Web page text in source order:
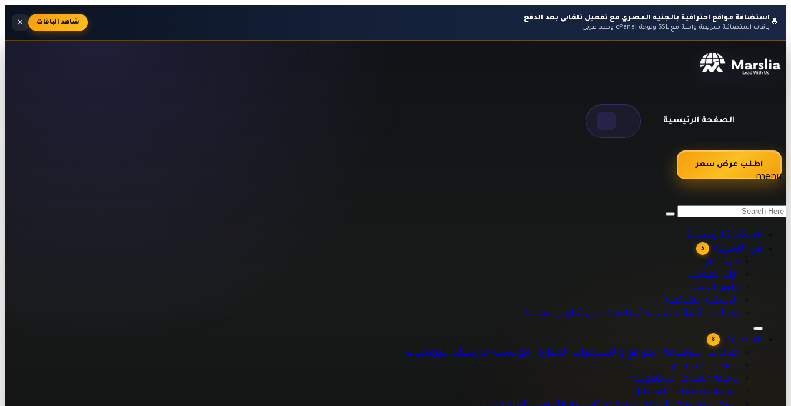
🔥 استضافة مواقع احترافية بالجنيه المصري مع تفعيل تلقائي بعد الدفع
باقات استضافة سريعة وآمنة مع SSL ولوحة cPanel ودعم عربي.
شاهد الباقات ×
الصفحة الرئيسية
اراء العملاء
الاسئلة الشائعه
مقالات تقنية وبرمجية تساعدك على تطوير أعمالك
خدمات استضافة المواقع والسيرفرات المدارة | مؤسسة مارسيليا للبرمجيات
برمجة المتاجر الالكترونية
برمجة تطبيقات الموبايل
تسويق ذكي وحلول نمو رقمية | مؤسسة مارسيليا للبرمجيات
تحسين محركات البحث seo
خدمات تصميم موشن جرافيك احترافي | مؤسسة مارسيليا للبرمجيات
تصميم هويات تجارية وبناء براند احترافي | مؤسسة مارسيليا للبرمجيات
اطلب عرض سعر
menu
الصفحة الرئيسية
عن الشركة
5
من نحن
اراء العملاء
طرق الدفع
الاسئلة الشائعه
مقالات تقنية وبرمجية تساعدك على تطوير أعمالك
الخدمات 8
خدمات استضافة المواقع والسيرفرات المدارة | مؤسسة مارسيليا للبرمجيات
تصميم المواقع
برمجة المتاجر الالكترونية
برمجة تطبيقات الموبايل